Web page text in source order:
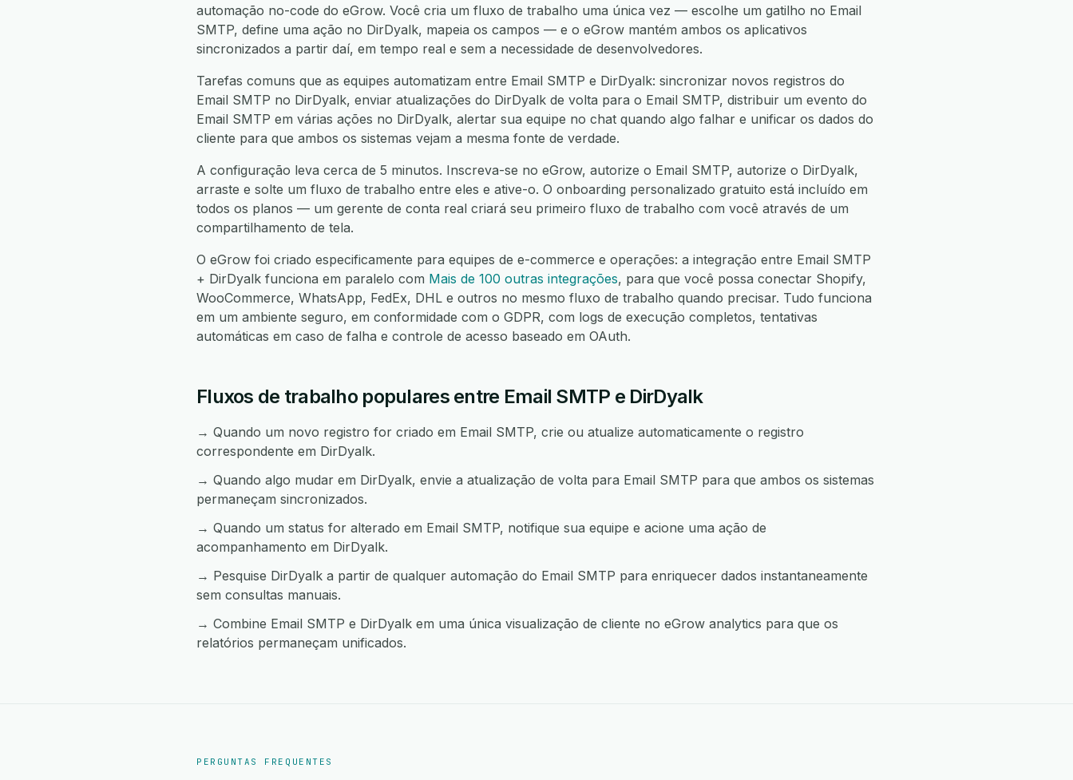
automação no-code do eGrow. Você cria um fluxo de trabalho uma única vez — escolhe um gatilho no Email
SMTP, define uma ação no DirDyalk, mapeia os campos — e o eGrow mantém ambos os aplicativos
sincronizados a partir daí, em tempo real e sem a necessidade de desenvolvedores.
Tarefas comuns que as equipes automatizam entre Email SMTP e DirDyalk: sincronizar novos registros do
Email SMTP no DirDyalk, enviar atualizações do DirDyalk de volta para o Email SMTP, distribuir um evento do
Email SMTP em várias ações no DirDyalk, alertar sua equipe no chat quando algo falhar e unificar os dados do
cliente para que ambos os sistemas vejam a mesma fonte de verdade.
A configuração leva cerca de 5 minutos. Inscreva-se no eGrow, autorize o Email SMTP, autorize o DirDyalk,
arraste e solte um fluxo de trabalho entre eles e ative-o. O onboarding personalizado gratuito está incluído em
todos os planos — um gerente de conta real criará seu primeiro fluxo de trabalho com você através de um
compartilhamento de tela.
O eGrow foi criado especificamente para equipes de e-commerce e operações: a integração entre Email SMTP
+ DirDyalk funciona em paralelo com Mais de 100 outras integrações, para que você possa conectar Shopify,
WooCommerce, WhatsApp, FedEx, DHL e outros no mesmo fluxo de trabalho quando precisar. Tudo funciona
em um ambiente seguro, em conformidade com o GDPR, com logs de execução completos, tentativas
automáticas em caso de falha e controle de acesso baseado em OAuth.
Fluxos de trabalho populares entre Email SMTP e DirDyalk
→ Quando um novo registro for criado em Email SMTP, crie ou atualize automaticamente o registro
correspondente em DirDyalk.
→ Quando algo mudar em DirDyalk, envie a atualização de volta para Email SMTP para que ambos os sistemas
permaneçam sincronizados.
→ Quando um status for alterado em Email SMTP, notifique sua equipe e acione uma ação de
acompanhamento em DirDyalk.
→ Pesquise DirDyalk a partir de qualquer automação do Email SMTP para enriquecer dados instantaneamente
sem consultas manuais.
→ Combine Email SMTP e DirDyalk em uma única visualização de cliente no eGrow analytics para que os
relatórios permaneçam unificados.
PERGUNTAS FREQUENTES